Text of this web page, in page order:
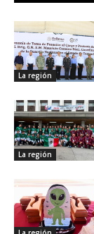
La región
La región